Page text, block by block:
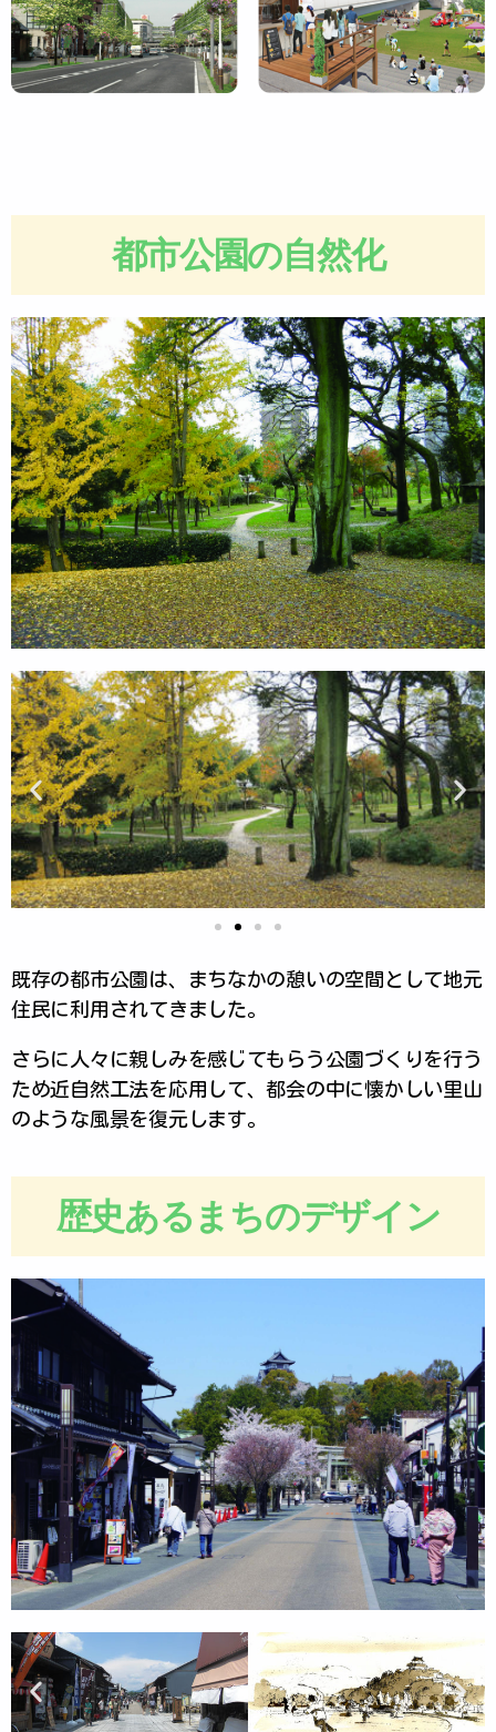
都市公園の自然化
既存の都市公園は、まちなかの憩いの空間として地元
住民に利用されてきました。
さらに人々に親しみを感じてもらう公園づくりを行う
ため近自然工法を応用して、都会の中に懐かしい里山
のような風景を復元します。
歴史あるまちのデザイン